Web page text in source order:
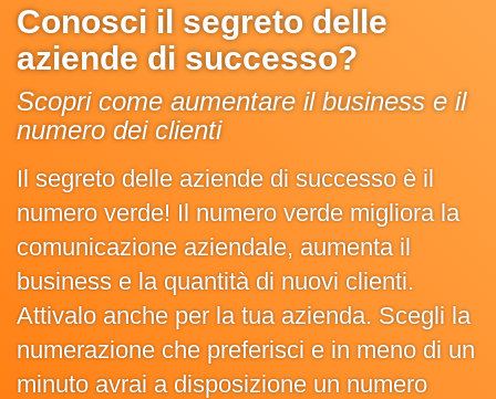
Conosci il segreto delle
aziende di successo?
Scopri come aumentare il business e il
numero dei clienti
Il segreto delle aziende di successo è il
numero verde! Il numero verde migliora la
comunicazione aziendale, aumenta il
business e la quantità di nuovi clienti.
Attivalo anche per la tua azienda. Scegli la
numerazione che preferisci e in meno di un
minuto avrai a disposizione un numero